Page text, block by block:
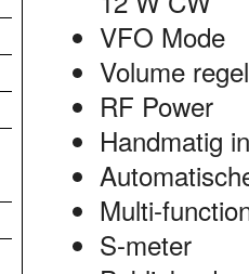
VFO Mode
Volume
RF Power
Handmatig
Multi-
S-meter